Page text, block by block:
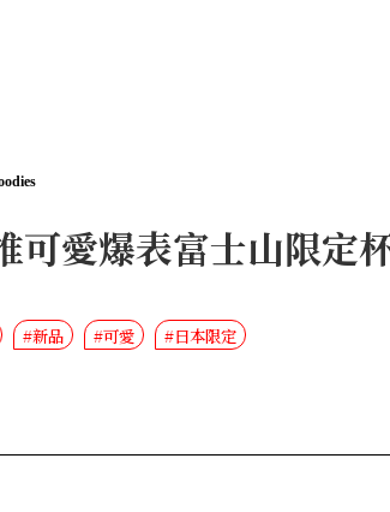
可愛爆表富士山限定
#新品 #可愛 #日本限定